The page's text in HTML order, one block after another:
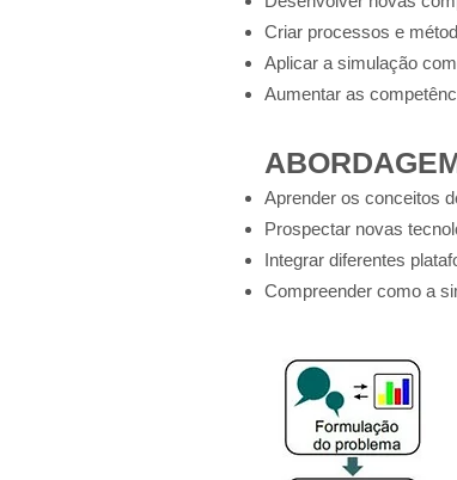
Criar processos e
Aplicar a simulação
Aumentar as
Aprender os conceitos
Prospectar novas
Integrar diferentes
Compreender como a